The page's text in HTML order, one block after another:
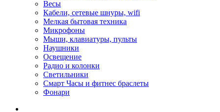
Весы
Кабели, сетевые шнуры, wifi
Мелкая бытовая техника
Микрофоны
Мыши, клавиатуры, пульты
Наушники
Освещение
Радио и колонки
Светильники
Смарт Часы и фитнес браслеты
Фонари